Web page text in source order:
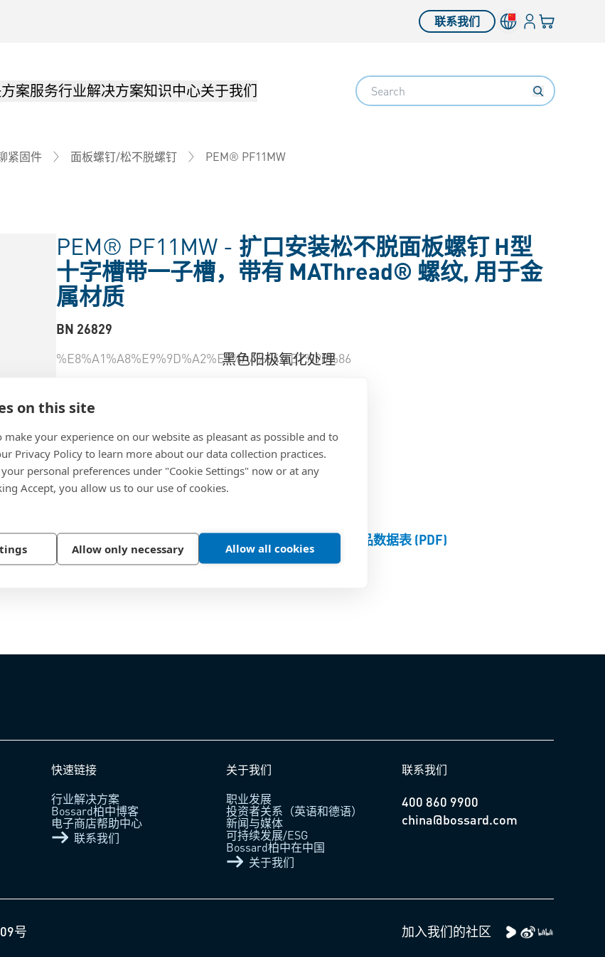
on this site
make your experience on our website as pleasant as possible and to
Privacy Policy to learn more about our data collection practices.
personal preferences under "Cookie Settings" now or at any
Accept, you allow us to our use of cookies.
Allow only necessary Allow all cookies
联系我们 登入您的购物车
案服务行业解决方案知识中心关于我们 Search
紧固件 面板螺钉/松不脱螺钉 PEM® PF11MW
PEM® PF11MW - 扩口安装松不脱面板螺钉 H型
十字槽带一子槽，带有 MAThread® 螺纹, 用于金
属材质
BN 26829
%E8%A1%A8%E9%9D%A2%E5%A4%84%E7%90%86
黑色阳极氧化处理
%E5%93%81%E7%89%8C PEM®
%E5%93%81%E7%89%8C%E7%B3%BB%E5%88%97
PF11MW
選擇產品規格 产品数据表 (PDF)
快速链接
行业解决方案
Bossard柏中博客
电子商店帮助中心
联系我们
关于我们
职业发展
投资者关系（英语和德语）
新闻与媒体
可持续发展/ESG
Bossard柏中在中国
关于我们
联系我们
400 860 9900
china@bossard.com
号 加入我们的社区